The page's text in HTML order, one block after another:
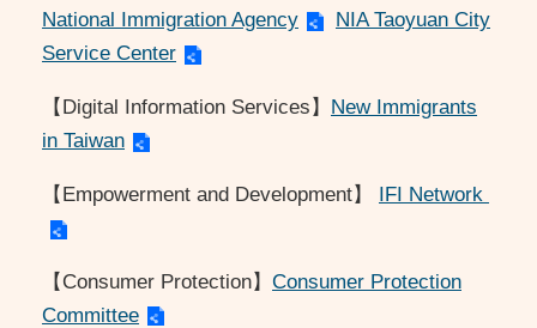
National Immigration Agency
NIA Taoyuan City
Service Center
【Digital Information Services】
New Immigrants
in Taiwan
【Empowerment and Development】 IFI Network
【Consumer Protection】 Consumer Protection
Committee